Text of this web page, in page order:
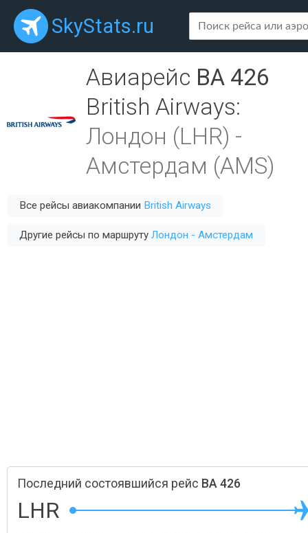
SkyStats.ru
Авиарейс BA 426
British Airways:
Лондон (LHR) -
Амстердам (AMS)
Все рейсы авиакомпании British Airways
Другие рейсы по маршруту Лондон - Амстердам
Последний состоявшийся рейс BA 426
LHR